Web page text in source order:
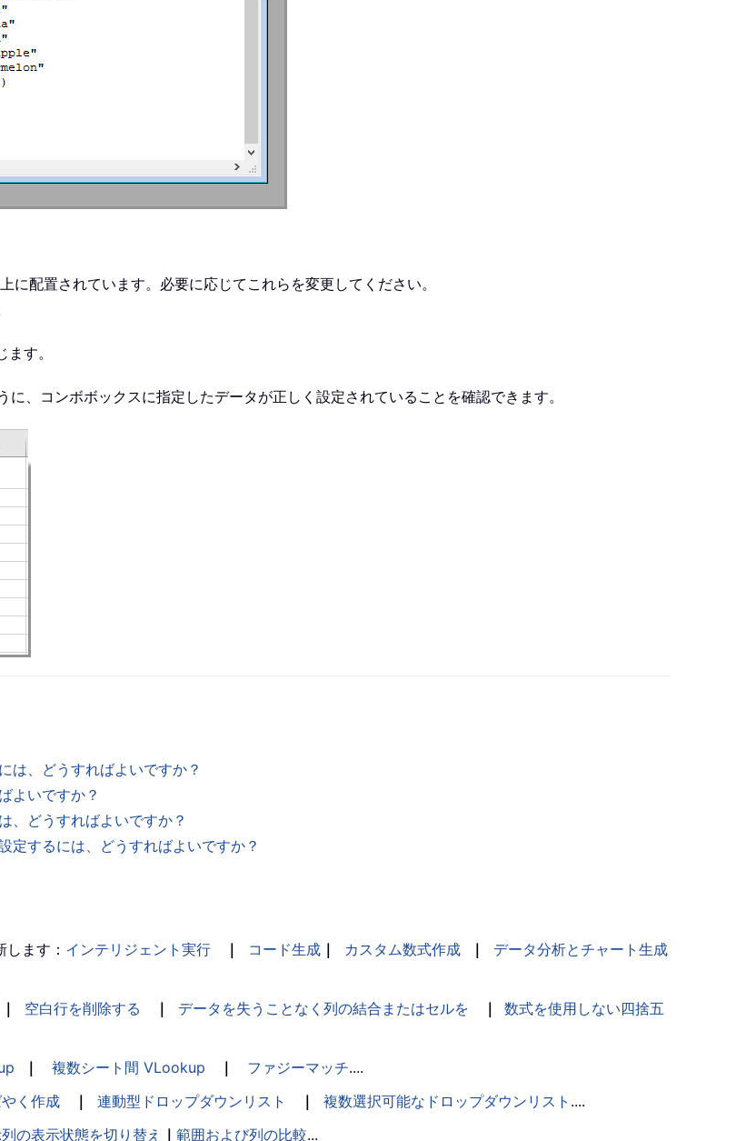
配置されています。必要に応じてこれらを変更してください。
す。
、コンボボックスに指定したデータが正しく設定されていることを確認できます。
は、どうすればよいですか？
よいですか？
、どうすればよいですか？
定するには、どうすればよいですか？
ます： インテリジェント実行 ｜ コード生成 ｜ カスタム数式作成 ｜
データ分析とチャート生成
｜ 空白行を削除する ｜ データを失うことなく列の結合またはセルを ｜
数式を使用しない四捨五
｜ 複数シート間 VLookup ｜ ファジーマッチ....
く作成 ｜ 連動型ドロップダウンリスト ｜ 複数選択可能なドロップダウンリスト ....
の表示状態を切り替え ｜ 範囲および列の比較...